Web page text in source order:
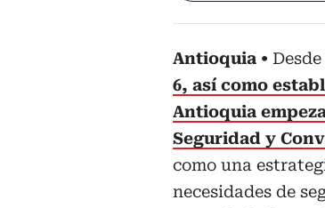
Antioquia
6, así como
Antioquia
Seguridad y
como una
necesidades de